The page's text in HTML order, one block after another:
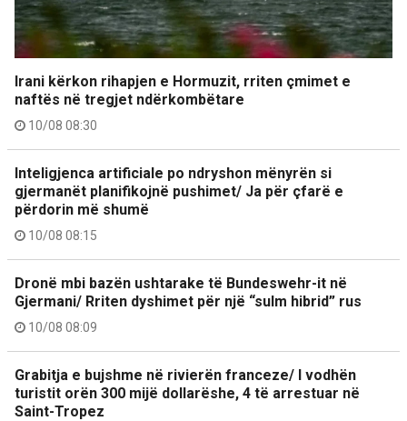
Irani kërkon rihapjen e Hormuzit, rriten çmimet e
naftës në tregjet ndërkombëtare
10/08 08:30
Inteligjenca artificiale po ndryshon mënyrën si
gjermanët planifikojnë pushimet/ Ja për çfarë e
përdorin më shumë
10/08 08:15
Dronë mbi bazën ushtarake të Bundeswehr-it në
Gjermani/ Rriten dyshimet për një “sulm hibrid” rus
10/08 08:09
Grabitja e bujshme në rivierën franceze/ I vodhën
turistit orën 300 mijë dollarëshe, 4 të arrestuar në
Saint-Tropez